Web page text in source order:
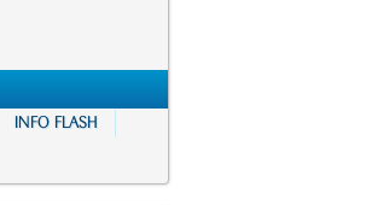
INFO FLASH